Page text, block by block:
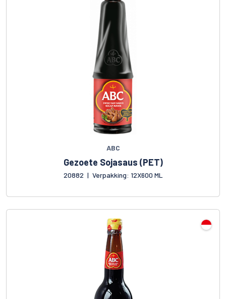
ABC
Gezoete Sojasaus (PET)
20882 | Verpakking: 12X600 ML